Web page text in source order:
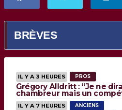
BRÈVES
IL Y A 3 HEURES PROS
Grégory Alldritt : “Je ne
chambreur mais un
IL Y A 7 HEURES ANCIENS